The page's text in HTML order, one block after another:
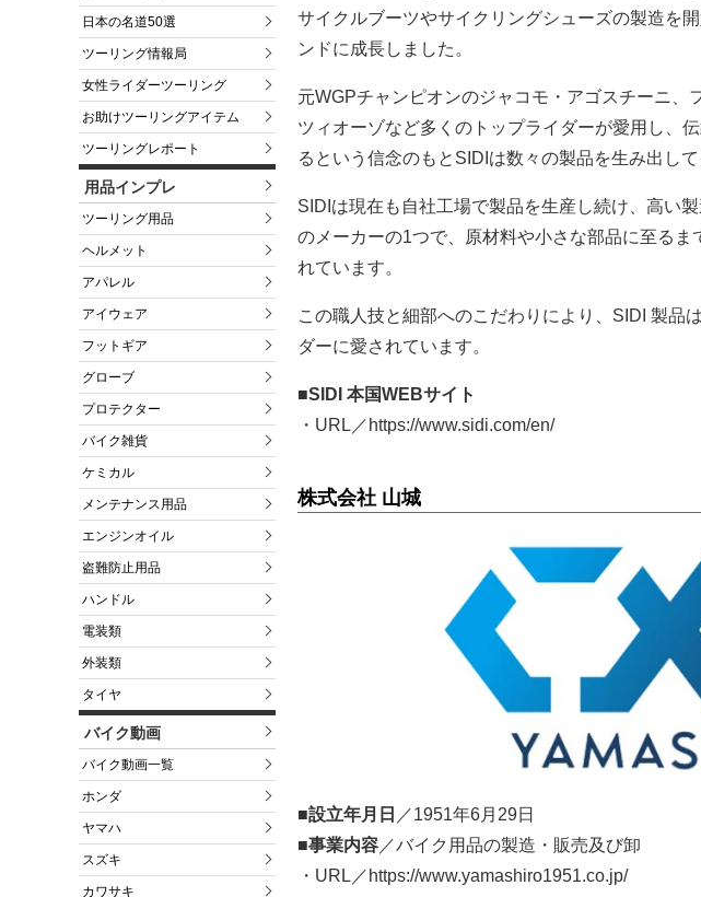
日本の名道50選
ツーリング情報局
女性ライダーツーリング
お助けツーリングアイテム
ツーリングレポート
用品インプレ
ツーリング用品
ヘルメット
アパレル
アイウェア
フットギア
グローブ
プロテクター
バイク雑貨
ケミカル
メンテナンス用品
エンジンオイル
盗難防止用品
ハンドル
電装類
外装類
タイヤ
バイク動画
バイク動画一覧
ホンダ
ヤマハ
スズキ
カワサキ
サイクルブーツやサイクリングシューズの製造を
ンドに成長しました。
元WGPチャンピオンのジャコモ・アゴスチーニ、
ツィオーゾなど多くのトップライダーが愛用し、
るという信念のもとSIDIは数々の製品を生み出して
SIDIは現在も自社工場で製品を生産し続け、高い
のメーカーの1つで、原材料や小さな部品に至る
れています。
この職人技と細部へのこだわりにより、SIDI 製品
ダーに愛されています。
■SIDI 本国WEBサイト
・URL／https://www.sidi.com/en/
株式会社 山城
■設立年月日 ／1951年6月29日
■事業内容 ／バイク用品の製造・販売及び卸
・URL／https://www.yamashiro1951.co.jp/